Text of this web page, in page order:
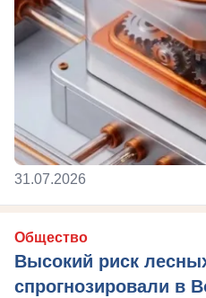
31.07.2026
Общество
Высокий риск
спрогнозировали в